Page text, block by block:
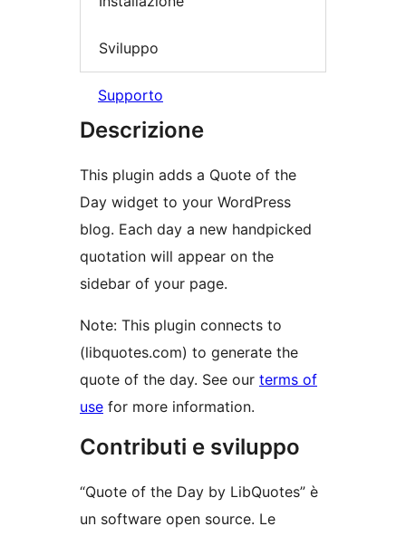
Sviluppo
Supporto
Descrizione
This plugin adds a Quote of the
Day widget to your WordPress
blog. Each day a new handpicked
quotation will appear on the
sidebar of your page.
Note: This plugin connects to
(libquotes.com) to generate the
quote of the day. See our terms of
use for more information.
Contributi e sviluppo
“Quote of the Day by LibQuotes” è
un software open source. Le